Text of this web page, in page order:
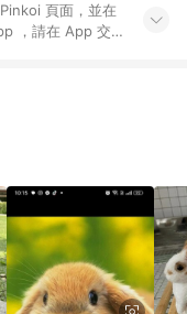
頁面，並在
，請在 App 交
惠，P coins，
請更新至
開館保證金，補
上之商品規格、
車不符，以
點數紅包使用規
購物前往 Pinkoi
符合導購資格；承